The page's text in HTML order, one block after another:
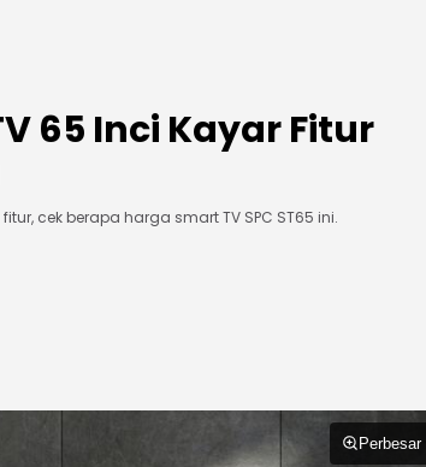
65 Inci Kayar Fitur
cek berapa harga smart TV SPC ST65 ini.
Perbesar